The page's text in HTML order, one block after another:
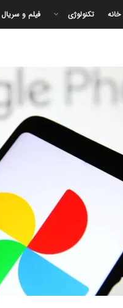
خانه تکنولوژی فیلم و سریال